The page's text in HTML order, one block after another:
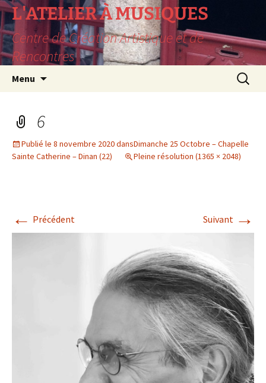
L'ATELIER À MUSIQUES
Centre de Création Artistique et de
Rencontres
Menu
6
Publié le 8 novembre 2020dansDimanche 25 Octobre – Chapelle
Sainte Catherine – Dinan (22)
Pleine résolution (1365 × 2048)
← Précédent Suivant →